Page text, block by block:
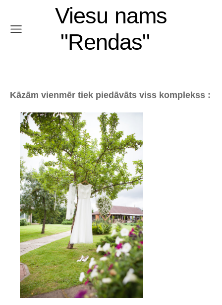
Viesu nams
"Rendas"
Kāzām vienmēr tiek piedāvāts viss komplekss :